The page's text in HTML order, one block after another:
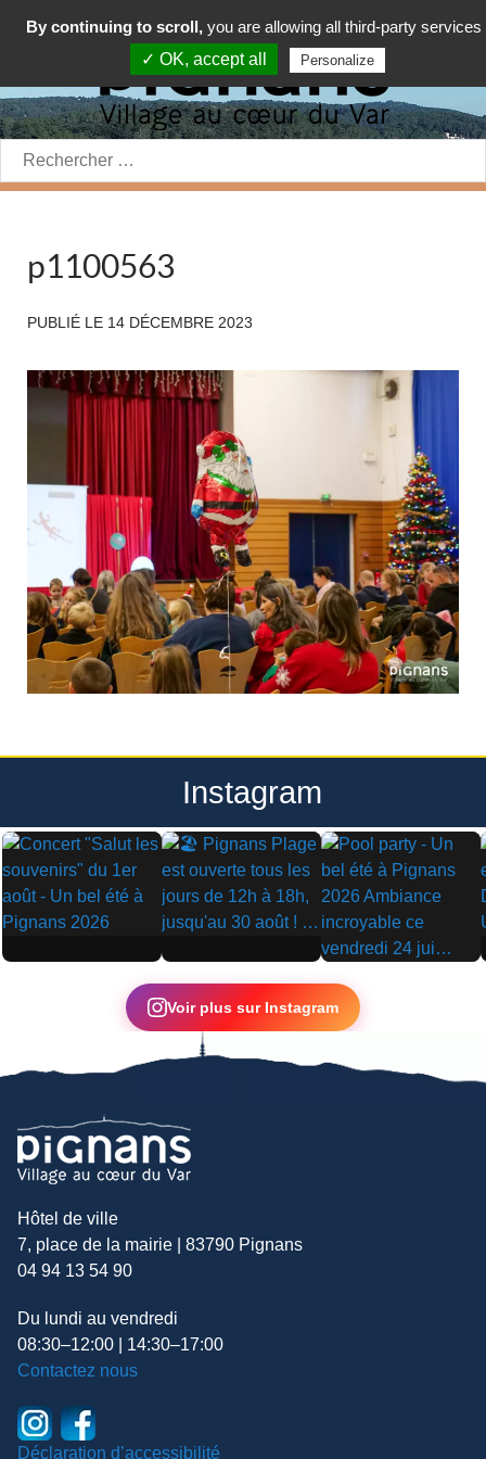
Rechercher:
p1100563
PUBLIÉ LE 14 DÉCEMBRE 2023
Instagram
▶ ▶
▶
Voir plus sur Instagram
Hôtel de ville
7, place de la mairie | 83790 Pignans
04 94 13 54 90
Du lundi au vendredi
08:30–12:00 | 14:30–17:00
Contactez nous
Déclaration d’accessibilité
By continuing to scroll, you are allowing all third-party services
✓ OK, accept all
Personalize